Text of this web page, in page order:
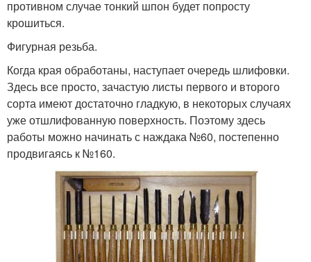
противном случае тонкий шпон будет попросту
крошиться.
Фигурная резьба.
Когда края обработаны, наступает очередь шлифовки.
Здесь все просто, зачастую листы первого и второго
сорта имеют достаточно гладкую, в некоторых случаях
уже отшлифованную поверхность. Поэтому здесь
работы можно начинать с наждака №60, постепенно
продвигаясь к №160.